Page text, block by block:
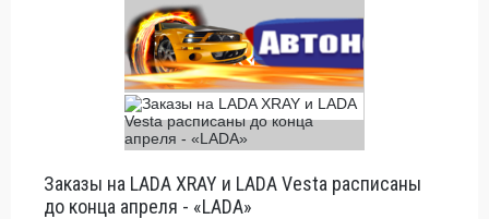
Заказы на LADA XRAY и LADA Vesta расписаны
до конца апреля - «LADA»